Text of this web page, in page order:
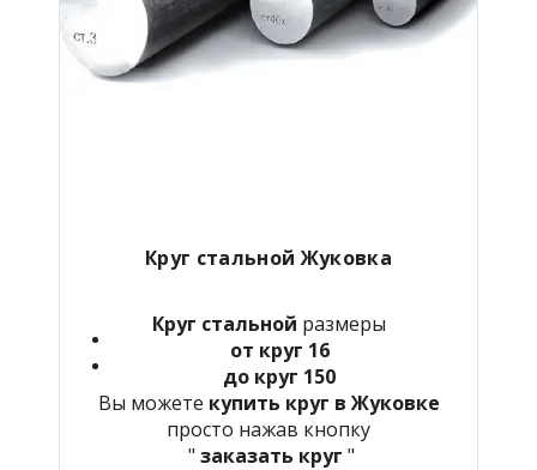
Круг стальной Жуковка
Круг стальной размеры
от круг 16
до круг 150
Вы можете купить круг в Жуковке
просто нажав кнопку
" заказать круг "